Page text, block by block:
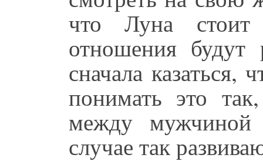
что Луна
отношения будут
сначала
понимать это
между
случае так